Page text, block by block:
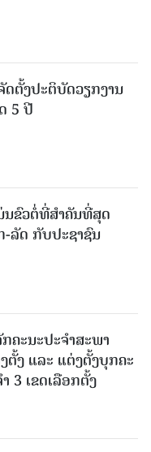
ຕັ້ງປະຕິບັດວຽກງານ
5 ປີ
ຂົວຕໍ່ທີ່ສໍາຄັນທີ່ສຸດ
ລັດ ກັບປະຊາຊົນ
ຄະນະປະຈໍາສະພາ
ຕັ້ງ ແລະ ແຕ່ງຕັ້ງບຸກຄະ
3 ເຂດເລືອກຕັ້ງ